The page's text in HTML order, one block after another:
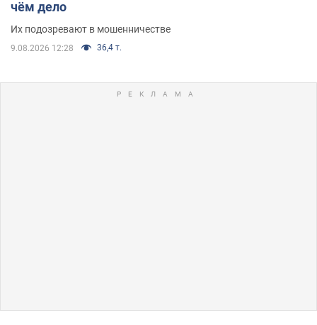
чём дело
Их подозревают в мошенничестве
9.08.2026 12:28 36,4 т.